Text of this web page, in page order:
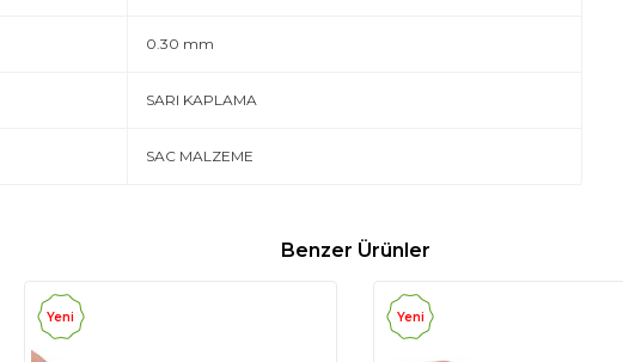
0.30 mm
SARI KAPLAMA
SAC MALZEME
Benzer Ürünler
Yeni Yeni